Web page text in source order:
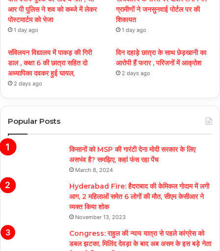
आर पी पुलिस ने शव को कब्जे में लेकर
पोस्टमार्टम को भेजा
1 day ago
ग्रामीणों ने जनसुनवाई पोर्टल पर की
शिकायत
1 day ago
संविलयन विद्यालय में पाकड़ की गिरी
डाल , कक्षा 6 की छात्रा सहित दो
अध्यापिका दवकर हुई घायल,
2 days ago
दिन दहाड़े छात्रा के साथ छेड़खानी का
आरोपी हैं फरार , परिजनों में आक्रोश
2 days ago
Popular Posts
किसानों को MSP की गारंटी देना मोदी सरकार के लिए
असभंव है? समझिए, कहां फंस रहा पेंच
March 8, 2024
Hyderabad Fire: हैदराबाद की केमिकल गोदाम में लगी
आग, 2 महिलाओं समेत 6 लोगों की मौत, सीएम केसीआर ने
व्यक्त किया शोक
November 13, 2023
Congress: राहुल की न्याय यात्रा से पहले कांग्रेस को
डबल झटका, मिलिंद देवड़ा के बाद अब असम के इस बड़े नेता